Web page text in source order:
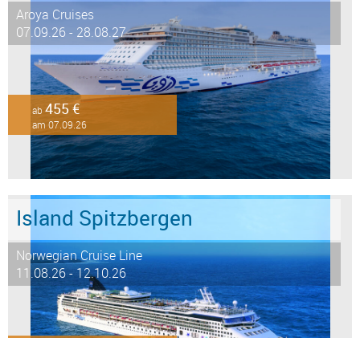
Aroya Cruises
07.09.26 - 28.08.27
ab 455 €
am 07.09.26
Island Spitzbergen
Norwegian Cruise Line
11.08.26 - 12.10.26